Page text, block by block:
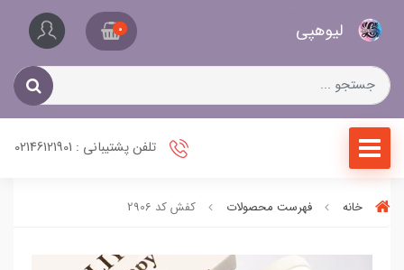
لیو‌هپی 0
تلفن پشتیبانی : 02146121901
خانه فهرست محصولات کفش کد 2906